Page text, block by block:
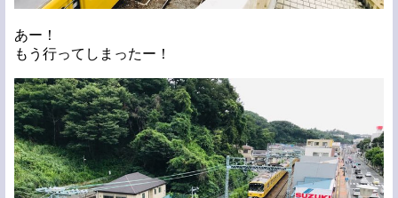
あー！
もう行ってしまったー！